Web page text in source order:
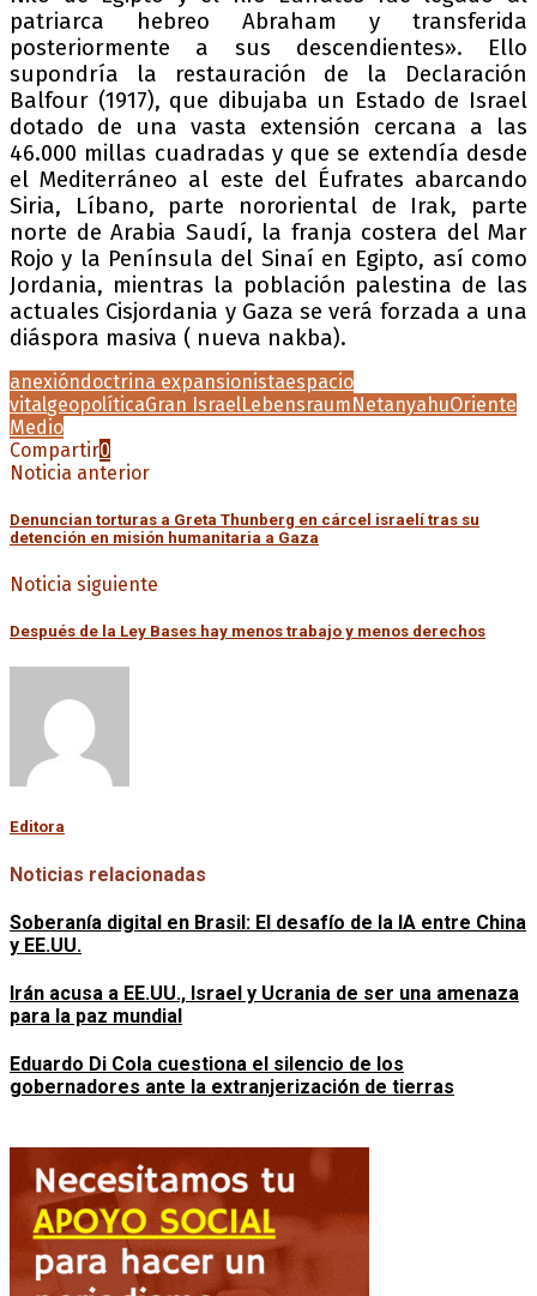
patriarca hebreo Abraham y transferida
posteriormente a sus descendientes». Ello
supondría la restauración de la Declaración
Balfour (1917), que dibujaba un Estado de Israel
dotado de una vasta extensión cercana a las
46.000 millas cuadradas y que se extendía desde
el Mediterráneo al este del Éufrates abarcando
Siria, Líbano, parte nororiental de Irak, parte
norte de Arabia Saudí, la franja costera del Mar
Rojo y la Península del Sinaí en Egipto, así como
Jordania, mientras la población palestina de las
actuales Cisjordania y Gaza se verá forzada a una
diáspora masiva ( nueva nakba).
anexióndoctrina expansionistaespacio
vitalgeopolíticaGran IsraelLebensraumNetanyahuOriente
Medio
Compartir0
Noticia anterior
Denuncian torturas a Greta Thunberg en cárcel israelí tras su
detención en misión humanitaria a Gaza
Noticia siguiente
Después de la Ley Bases hay menos trabajo y menos derechos
Editora
Noticias relacionadas
Soberanía digital en Brasil: El desafío de la IA entre China
y EE.UU.
Irán acusa a EE.UU., Israel y Ucrania de ser una amenaza
para la paz mundial
Eduardo Di Cola cuestiona el silencio de los
gobernadores ante la extranjerización de tierras